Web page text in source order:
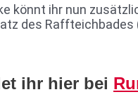
könnt ihr nun
des
ihr hier bei